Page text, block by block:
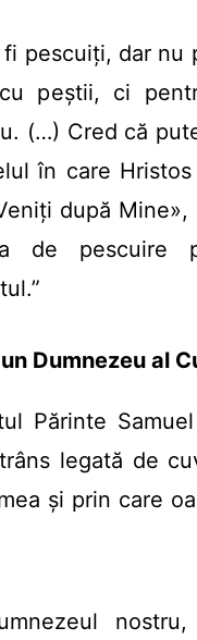
fi pescuiți, dar nu
peștii, ci
(…) Cred că
în care
după
de pescuire
Dumnezeu al
Părinte
legată de
și prin care